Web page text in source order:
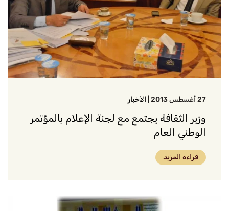
27 أغسطس 2013 الأخبار
وزير الثقافة يجتمع مع لجنة الإعلام بالمؤتمر
الوطني العام
قراءة المزيد